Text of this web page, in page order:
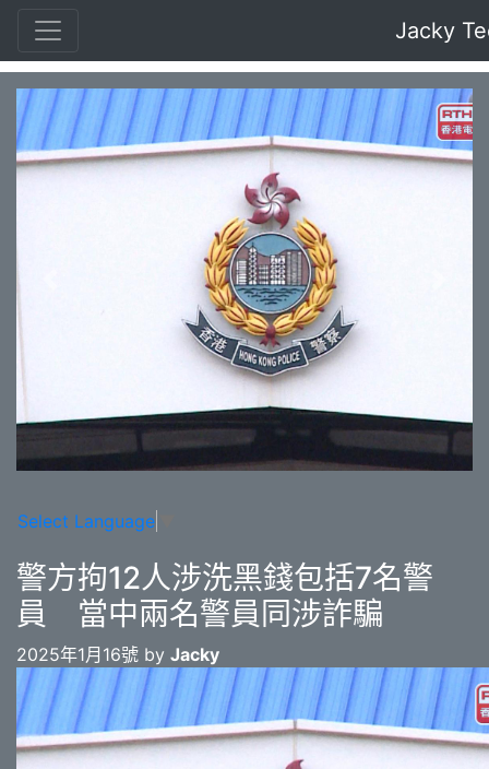
Jacky
Select Language
警方拘12人涉洗黑錢包括7名警
員 當中兩名警員同涉詐騙
2025年1月16號 by Jacky